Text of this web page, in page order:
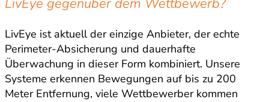
LivEye ist aktuell der einzige Anbieter, der echte
Perimeter-Absicherung und dauerhafte
Überwachung in dieser Form kombiniert. Unsere
Systeme erkennen Bewegungen auf bis zu 200
Meter Entfernung, viele Wettbewerber kommen